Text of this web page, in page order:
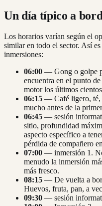
Un día típico a
Los horarios varían según el
similar en todo el sector. Así
inmersiones:
06:00 — Gong o golpe
encuentra en el punto
motor los últimos
06:15 — Café ligero, té,
mucho antes de la
06:45 — sesión
sitio, profundidad
aspecto específico a
pérdida de compañero
07:00 — inmersión 1.
menudo la inmersión
más fresco.
08:15 — De vuelta a
Huevos, fruta, pan, a
09:30 — sesión